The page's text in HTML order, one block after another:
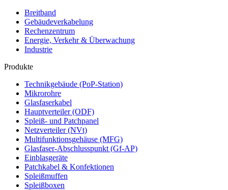
Breitband
Gebäudeverkabelung
Rechenzentrum
Energie, Verkehr & Überwachung
Industrie
Produkte
Technikgebäude (PoP-Station)
Mikrorohre
Glasfaserkabel
Hauptverteiler (ODF)
Spleiß- und Patchpanel
Netzverteiler (NVt)
Multifunktionsgehäuse (MFG)
Glasfaser-Abschlusspunkt (Gf-AP)
Einblasgeräte
Patchkabel & Konfektionen
Spleißmuffen
Spleißboxen